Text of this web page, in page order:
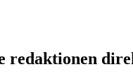
redaktionen